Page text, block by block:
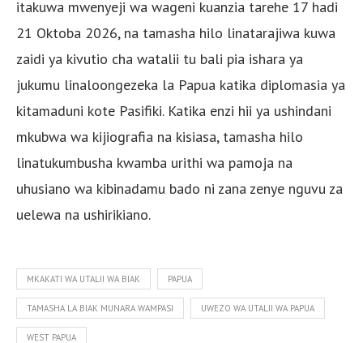
itakuwa mwenyeji wa wageni kuanzia tarehe 17 hadi
21 Oktoba 2026, na tamasha hilo linatarajiwa kuwa
zaidi ya kivutio cha watalii tu bali pia ishara ya
jukumu linaloongezeka la Papua katika diplomasia ya
kitamaduni kote Pasifiki. Katika enzi hii ya ushindani
mkubwa wa kijiografia na kisiasa, tamasha hilo
linatukumbusha kwamba urithi wa pamoja na
uhusiano wa kibinadamu bado ni zana zenye nguvu za
uelewa na ushirikiano.
MKAKATI WA UTALII WA BIAK PAPUA
TAMASHA LA BIAK MUNARA WAMPASI UWEZO WA UTALII WA PAPUA
WEST PAPUA